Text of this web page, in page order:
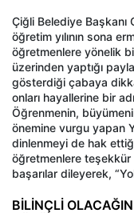
Çiğli Belediye Başkanı
öğretim yılının sona
öğretmenlere yönelik
üzerinden yaptığı
gösterdiği çabaya
onları hayallerine bir
Öğrenmenin,
önemine vurgu yapan
dinlenmeyi de hak
öğretmenlere teşekkür
başarılar dileyerek,
BİLİNÇLİ